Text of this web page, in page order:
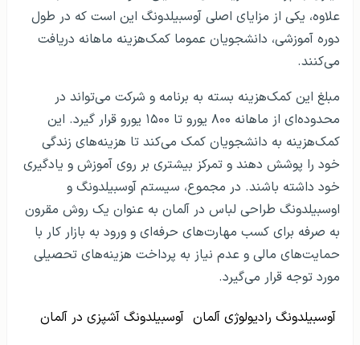
علاوه، یکی از مزایای اصلی آوسبیلدونگ این است که در طول
دوره آموزشی، دانشجویان عموما کمک‌هزینه ماهانه دریافت
می‌کنند.
مبلغ این کمک‌هزینه بسته به برنامه و شرکت می‌تواند در
محدوده‌ای از ماهانه ۸۰۰ یورو تا ۱۵۰۰ یورو قرار گیرد. این
کمک‌هزینه به دانشجویان کمک می‌کند تا هزینه‌های زندگی
خود را پوشش دهند و تمرکز بیشتری بر روی آموزش و یادگیری
خود داشته باشند. در مجموع، سیستم آوسبیلدونگ و
اوسبیلدونگ طراحی لباس در آلمان به عنوان یک روش مقرون
به صرفه برای کسب مهارت‌های حرفه‌ای و ورود به بازار کار با
حمایت‌های مالی و عدم نیاز به پرداخت هزینه‌های تحصیلی
مورد توجه قرار می‌گیرد.
آوسبیلدونگ رادیولوژی آلمان آوسبیلدونگ آشپزی در آلمان